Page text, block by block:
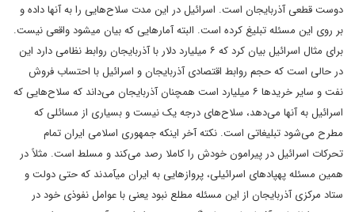
دوست قطعی آذربایجان است. اسرائیل در این مدت سلاح‌هایی را به آنها داده و
بر روی این مسئله تبلیغ کرده است. البته آمارهایی که بیان می‎شود واقعی نیست.
برای مثال اسرائیل بیان کرد که ۶ میلیارد دلار با آذربایجان روابط نظامی دارد این
در حالی است که حجم روابط اقتصادی آذربایجان و اسرائیل با احتساب فروش
نفت و سایر خریدها ۶ میلیارد است همچنان آذربایجان می‌داند که سلاح‌هایی که
اسرائیل به آنها می‌دهد، سلاح‌های درجه یک نیست و بسیاری از مسائلی که
مطرح می‌شود تبلیغاتی است. نکته آخر اینکه جمهوری اسلامی ایران تمام
تحرکات اسرائیل در پیرامون خودش را کاملا رصد می‌کند و مسلط است. مثلاً در
همین مسئله پهپادهای اسرائیلی، پروازهایی به ایران می‎آمدند که حتی دولت و
ستاد مرکزی آذربایجان از این مسئله مطلع نبود یعنی با عوامل نفوذی خود در